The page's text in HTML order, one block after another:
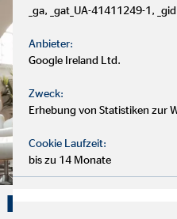
Karriere.
_ga, _gat_UA-41411249-1, _gid
Anbieter:
Google Ireland Ltd.
Zweck:
Erhebung von Statistiken zur
Cookie Laufzeit:
bis zu 14 Monate